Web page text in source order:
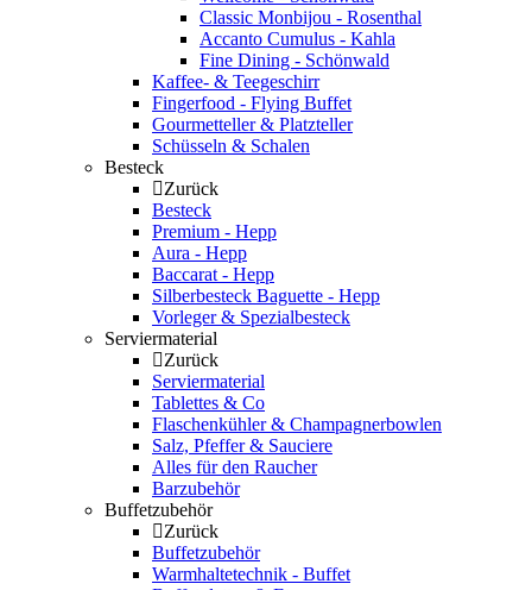
Classic Monbijou - Rosenthal
Accanto Cumulus - Kahla
Fine Dining - Schönwald
Kaffee- & Teegeschirr
Fingerfood - Flying Buffet
Gourmetteller & Platzteller
Schüsseln & Schalen
Besteck
Zurück
Besteck
Premium - Hepp
Aura - Hepp
Baccarat - Hepp
Silberbesteck Baguette - Hepp
Vorleger & Spezialbesteck
Serviermaterial
Zurück
Serviermaterial
Tablettes & Co
Flaschenkühler & Champagnerbowlen
Salz, Pfeffer & Sauciere
Alles für den Raucher
Barzubehör
Buffetzubehör
Zurück
Buffetzubehör
Warmhaltetechnik - Buffet